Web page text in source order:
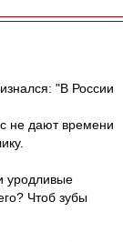
"В России
не дают времени
уродливые
Чтоб зубы